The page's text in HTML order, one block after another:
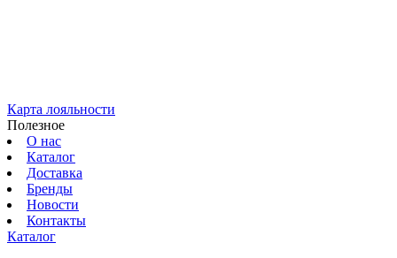
Карта лояльности
Полезное
О нас
Каталог
Доставка
Бренды
Новости
Контакты
Каталог